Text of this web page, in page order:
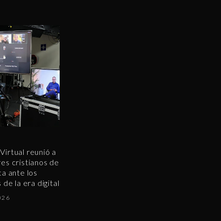
reunió a
cristianos de
ante los
de la era digital